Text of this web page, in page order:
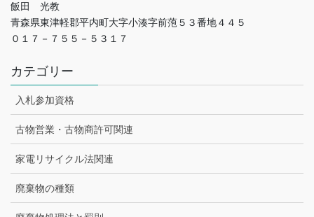
飯田 光教
青森県東津軽郡平内町大字小湊字前萢５３番地４４５
０１７－７５５－５３１７
カテゴリー
入札参加資格
古物営業・古物商許可関連
家電リサイクル法関連
廃棄物の種類